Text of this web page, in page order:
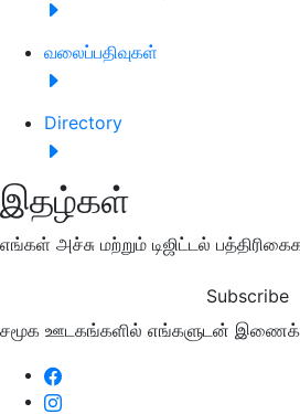
வலைப்பதிவுகள்
Directory
இதழ்கள்
எங்கள் அச்சு மற்றும் டிஜிட்டல்
Subscribe
சமூக ஊடகங்களில் எங்களுடன்